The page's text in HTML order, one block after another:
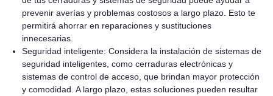
prevenir averías y problemas costosos a largo plazo. Esto te
permitirá ahorrar en reparaciones y sustituciones
innecesarias.
Seguridad inteligente: Considera la instalación de sistemas de
seguridad inteligentes, como cerraduras electrónicas y
sistemas de control de acceso, que brindan mayor protección
y comodidad. A largo plazo, estas soluciones pueden resultar